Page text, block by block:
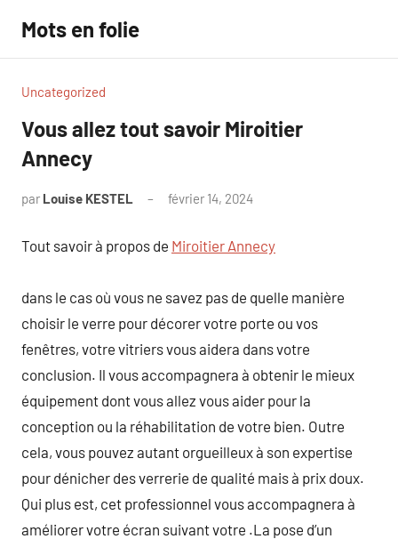
contenu
Mots en folie
Uncategorized
Vous allez tout savoir Miroitier
Annecy
par Louise KESTEL février 14, 2024
Tout savoir à propos de Miroitier Annecy
dans le cas où vous ne savez pas de quelle manière
choisir le verre pour décorer votre porte ou vos
fenêtres, votre vitriers vous aidera dans votre
conclusion. Il vous accompagnera à obtenir le mieux
équipement dont vous allez vous aider pour la
conception ou la réhabilitation de votre bien. Outre
cela, vous pouvez autant orgueilleux à son expertise
pour dénicher des verrerie de qualité mais à prix doux.
Qui plus est, cet professionnel vous accompagnera à
améliorer votre écran suivant votre .La pose d’un